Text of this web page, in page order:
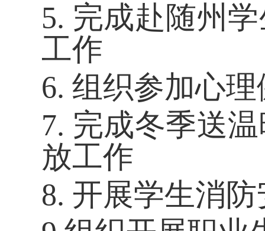
5. 完成赴随州
工作
6. 组织参加心
7. 完成冬季送
放工作
8. 开展学生消